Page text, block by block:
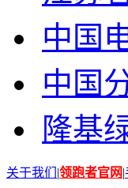
中国
中国
隆基
关于我们 |领跑者官网|